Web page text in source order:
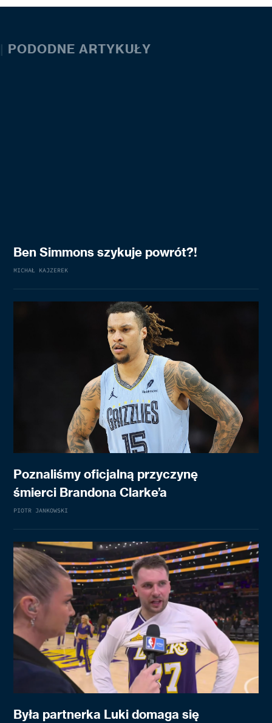
| PODODNE ARTYKUŁY
Ben Simmons szykuje powrót?!
MICHAŁ KAJZEREK
Poznaliśmy oficjalną przyczynę
śmierci Brandona Clarke’a
PIOTR JANKOWSKI
Była partnerka Luki domaga się